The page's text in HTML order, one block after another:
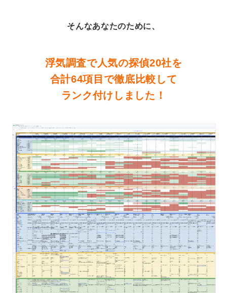
そんなあなたのために、
浮気調査で人気の探偵20社を
合計64項目で徹底比較して
ランク付けしました！